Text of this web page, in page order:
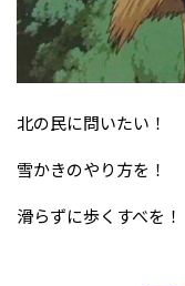
北の民に問いたい！
雪かきのやり方を！
滑らずに歩くすべを！